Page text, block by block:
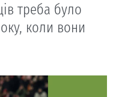
треба було
коли вони